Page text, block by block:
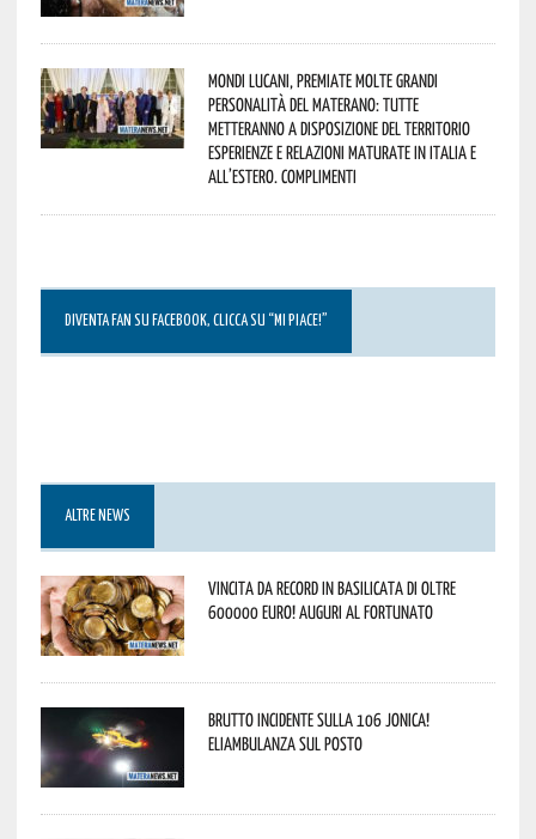
Mondi lucani, premiate molte grandi
personalità del materano: tutte
metteranno a disposizione del territorio
esperienze e relazioni maturate in Italia e
all’estero. Complimenti
DIVENTA FAN SU FACEBOOK, CLICCA SU “MI PIACE!”
ALTRE NEWS
Vincita da record in Basilicata di oltre
600000 euro! Auguri al fortunato
Brutto incidente sulla 106 Jonica!
Eliambulanza sul posto